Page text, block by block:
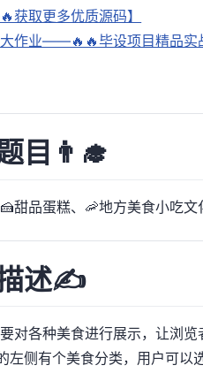
获取更多优质源码】
大作业——🔥🔥毕设项目精品实
目👨‍🎓
甜品蛋糕、🦐地方美食小吃文
述✍️
对各种美食进行展示，让浏
左侧有个美食分类，用户可以